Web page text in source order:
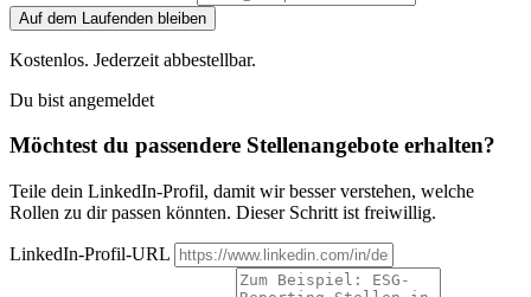
Auf dem Laufenden bleiben
Kostenlos. Jederzeit abbestellbar.
Du bist angemeldet
Möchtest du passendere Stellenangebote erhalten?
Teile dein LinkedIn-Profil, damit wir besser verstehen, welche
Rollen zu dir passen könnten. Dieser Schritt ist freiwillig.
LinkedIn-Profil-URL